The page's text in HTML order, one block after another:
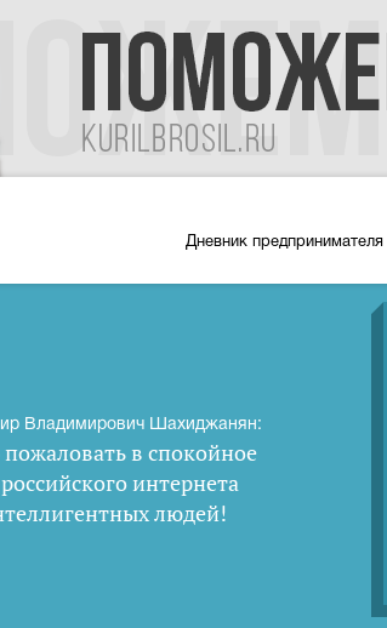
Дневник предпринимателя
Владимирович Шахиджанян:
в спокойное
интернета
людей!